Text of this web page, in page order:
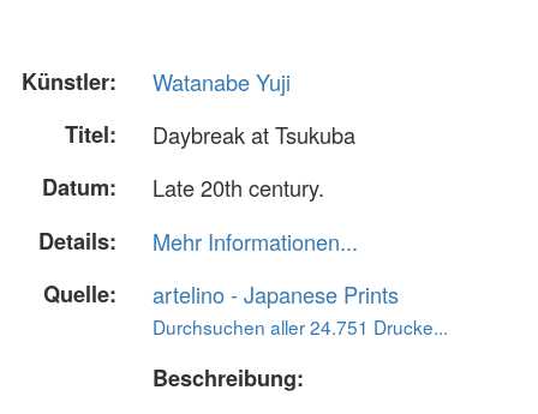
Künstler:
Watanabe Yuji
Titel:
Daybreak at Tsukuba
Datum:
Late 20th century.
Details:
Mehr Informationen...
Quelle:
artelino - Japanese Prints
Durchsuchen aller 24.751 Drucke...
Beschreibung: